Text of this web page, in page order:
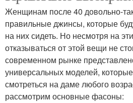
Женщинам после 40 довольно-
правильные джинсы, которые
на них сидеть. Но несмотря на
отказываться от этой вещи не
современном рынке
универсальных моделей,
смотреться на даме любого
рассмотрим основные фасоны: